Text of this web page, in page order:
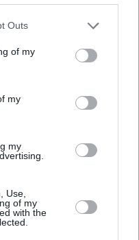
Outs
of my
my
my
Use,
of my
with the
aika on sitä lyhyempi,
palataan
takia 1 tunnilla.